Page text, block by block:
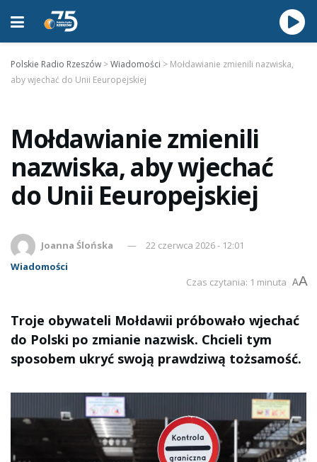
Polskie Radio Rzeszów >Wiadomości > Mołdawianie zmienili nazwiska,
aby wjechać do Unii Eeuropejskiej
Mołdawianie zmienili
nazwiska, aby wjechać
do Unii Eeuropejskiej
Joanna Ślońska
22 czerwca 2026 - 12:01
Wiadomości
Czas czytania: 1 minuta AA
Troje obywateli Mołdawii próbowało wjechać
do Polski po zmianie nazwisk. Chcieli tym
sposobem ukryć swoją prawdziwą tożsamość.